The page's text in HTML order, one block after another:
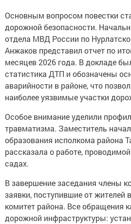
Основным вопросом повестки
дорожной безопасности.
отдела МВД России по
Анжаков представил отчет по
месяцев 2026 года. В докладе
статистика ДТП и обозначены
аварийности в районе, что
наиболее уязвимые участки
Особое внимание уделили
травматизма. Заместитель
образования исполкома района
рассказала о работе,
садах.
В завершение заседания члены
заявки, поступившие от жителей
комитет района. Все обращения
дорожной инфраструктуры: